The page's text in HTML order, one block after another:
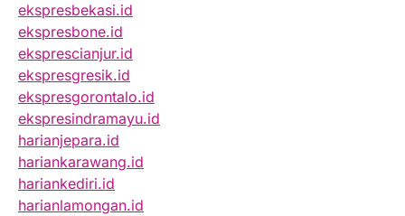
ekspresbekasi.id
ekspresbone.id
eksprescianjur.id
ekspresgresik.id
ekspresgorontalo.id
ekspresindramayu.id
harianjepara.id
hariankarawang.id
hariankediri.id
harianlamongan.id